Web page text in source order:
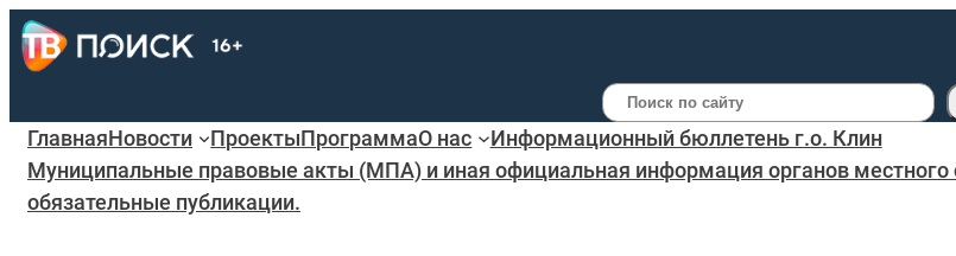
Поиск
ГлавнаяНовости ПроектыПрограммаО нас
Информационный бюллетень г.о. Клин
Муниципальные правовые акты (МПА) и иная официальная информация органов местного
обязательные публикации.